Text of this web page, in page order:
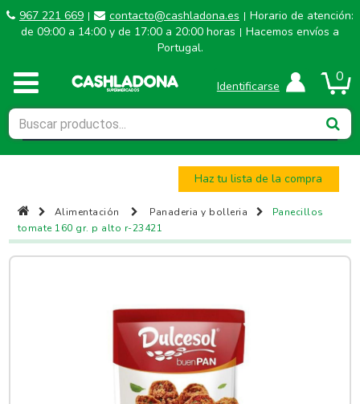
967 221 669 | contacto@cashladona.es | Horario de atención:
de 09:00 a 14:00 y de 17:00 a 20:00 horas | Hacemos envíos a
Portugal.
0
Identificarse
Haz tu lista de la compra
Alimentación Panaderia y bolleria
Panecillos
tomate 160 gr. p alto r-23421